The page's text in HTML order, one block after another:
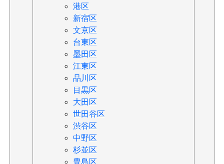
港区
新宿区
文京区
台東区
墨田区
江東区
品川区
目黒区
大田区
世田谷区
渋谷区
中野区
杉並区
豊島区